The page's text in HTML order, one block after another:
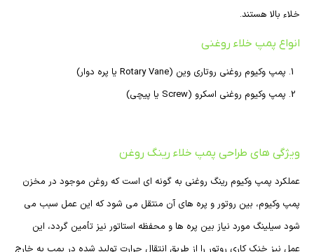
خلاء بالا هستند.
انواع پمپ خلاء روغنی
پمپ وکیوم روغنی روتاری وین (Rotary Vane یا پره دوار)
پمپ وکیوم روغنی اسکرو (Screw یا پیچی)
ویژگی های طراحی پمپ خلاء رینگ روغن
عملکرد پمپ وکیوم رینگ روغنی به گونه ای است که روغن موجود در مخزن
پمپ وکیوم، بین روتور و پره های آن منتقل می شود که این عمل سبب می
شود سیلینگ مورد نیاز بین پره ها و محفظه استاتور نیز تأمین گردد، این
عمل نیز خنک کاری روتور را از طریق انتقال حرارت تولید شده در پمپ به خارج